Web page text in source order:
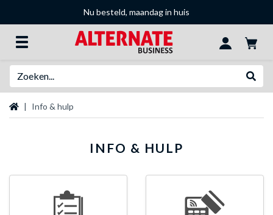
Nu besteld, maandag in huis
StartpaginaInfo & hulp
INFO & HULP